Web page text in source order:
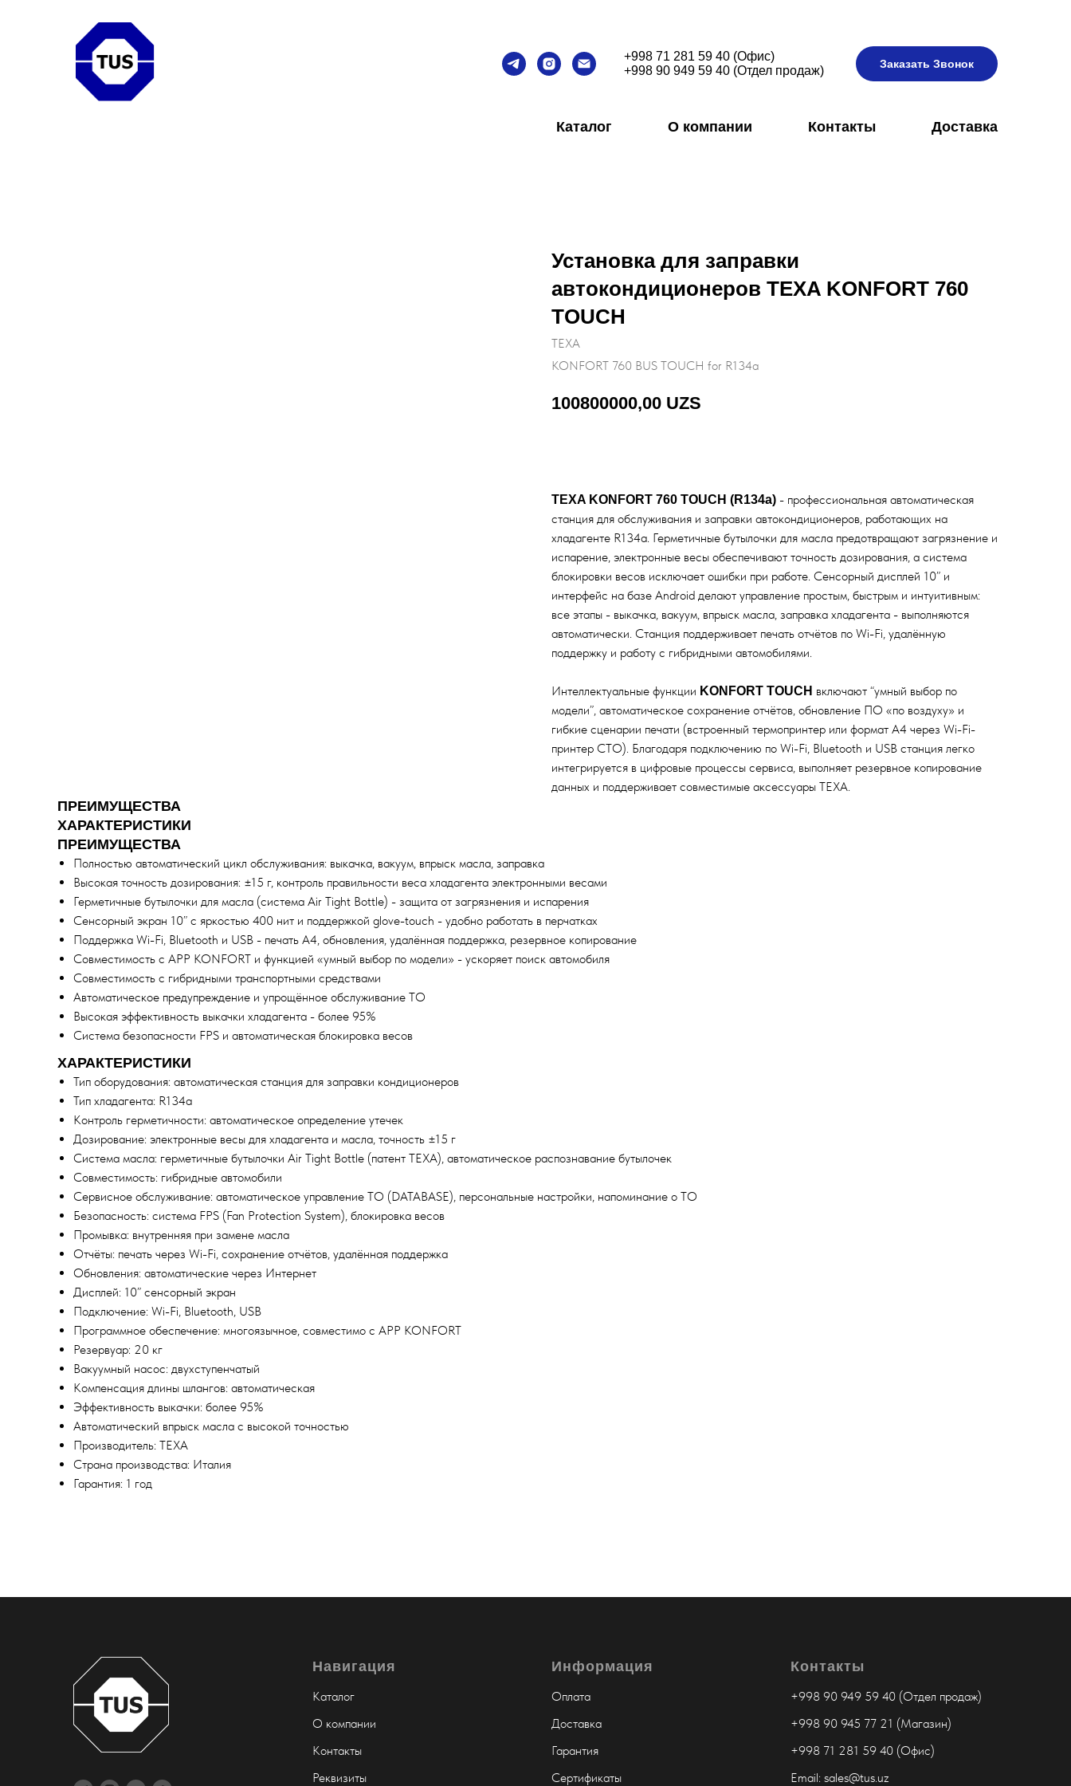
+998 71 281 59 40 (Офис)
+998 90 949 59 40 (Отдел продаж)
Заказать Звонок
Каталог О компании Контакты Доставка
Установка для заправки
автокондиционеров TEXA KONFORT 760
TOUCH
TEXA
KONFORT 760 BUS TOUCH for R134a
100800000,00 UZS
TEXA KONFORT 760 TOUCH (R134a) - профессиональная автоматическая
станция для обслуживания и заправки автокондиционеров, работающих на
хладагенте R134a. Герметичные бутылочки для масла предотвращают загрязнение и
испарение, электронные весы обеспечивают точность дозирования, а система
блокировки весов исключает ошибки при работе. Сенсорный дисплей 10” и
интерфейс на базе Android делают управление простым, быстрым и интуитивным:
все этапы - выкачка, вакуум, впрыск масла, заправка хладагента - выполняются
автоматически. Станция поддерживает печать отчётов по Wi-Fi, удалённую
поддержку и работу с гибридными автомобилями.
Интеллектуальные функции KONFORT TOUCH включают “умный выбор по
модели”, автоматическое сохранение отчётов, обновление ПО «по воздуху» и
гибкие сценарии печати (встроенный термопринтер или формат A4 через Wi-Fi-
принтер СТО). Благодаря подключению по Wi-Fi, Bluetooth и USB станция легко
интегрируется в цифровые процессы сервиса, выполняет резервное копирование
данных и поддерживает совместимые аксессуары TEXA.
ПРЕИМУЩЕСТВА
ХАРАКТЕРИСТИКИ
ПРЕИМУЩЕСТВА
Полностью автоматический цикл обслуживания: выкачка, вакуум, впрыск масла, заправка
Высокая точность дозирования: ±15 г, контроль правильности веса хладагента электронными весами
Герметичные бутылочки для масла (система Air Tight Bottle) - защита от загрязнения и испарения
Сенсорный экран 10” с яркостью 400 нит и поддержкой glove-touch - удобно работать в перчатках
Поддержка Wi-Fi, Bluetooth и USB - печать A4, обновления, удалённая поддержка, резервное копирование
Совместимость с APP KONFORT и функцией «умный выбор по модели» - ускоряет поиск автомобиля
Совместимость с гибридными транспортными средствами
Автоматическое предупреждение и упрощённое обслуживание ТО
Высокая эффективность выкачки хладагента - более 95%
Система безопасности FPS и автоматическая блокировка весов
ХАРАКТЕРИСТИКИ
Тип оборудования: автоматическая станция для заправки кондиционеров
Тип хладагента: R134a
Контроль герметичности: автоматическое определение утечек
Дозирование: электронные весы для хладагента и масла, точность ±15 г
Система масла: герметичные бутылочки Air Tight Bottle (патент TEXA), автоматическое распознавание бутылочек
Совместимость: гибридные автомобили
Сервисное обслуживание: автоматическое управление ТО (DATABASE), персональные настройки, напоминание о ТО
Безопасность: система FPS (Fan Protection System), блокировка весов
Промывка: внутренняя при замене масла
Отчёты: печать через Wi-Fi, сохранение отчётов, удалённая поддержка
Обновления: автоматические через Интернет
Дисплей: 10” сенсорный экран
Подключение: Wi-Fi, Bluetooth, USB
Программное обеспечение: многоязычное, совместимо с APP KONFORT
Резервуар: 20 кг
Вакуумный насос: двухступенчатый
Компенсация длины шлангов: автоматическая
Эффективность выкачки: более 95%
Автоматический впрыск масла с высокой точностью
Производитель: TEXA
Страна производства: Италия
Гарантия: 1 год
Навигация
Каталог
О компании
Контакты
Реквизиты
Информация
Оплата
Доставка
Гарантия
Сертификаты
Контакты
+998 90 949 59 40 (Отдел продаж)
+998 90 945 77 21 (Магазин)
+998 71 281 59 40 (Офис)
Email: sales@tus.uz